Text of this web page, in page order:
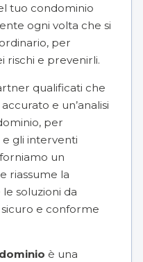
tuo condominio
ogni volta che si
per
rischi e prevenirli.
qualificati che
e un’analisi
per
gli interventi
un
riassume la
soluzioni da
e conforme
è una